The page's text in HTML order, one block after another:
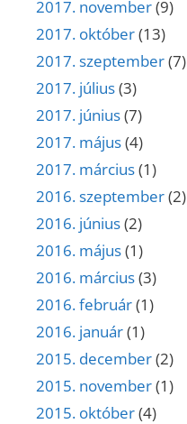
2017. november(9)
2017. október(13)
2017. szeptember(7)
2017. július(3)
2017. június(7)
2017. május(4)
2017. március(1)
2016. szeptember(2)
2016. június(2)
2016. május(1)
2016. március(3)
2016. február(1)
2016. január(1)
2015. december(2)
2015. november(1)
2015. október(4)